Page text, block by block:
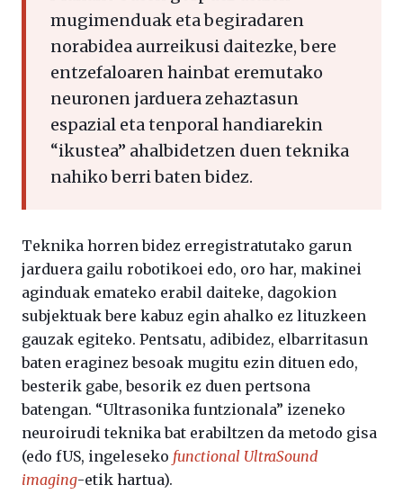
mugimenduak eta begiradaren
norabidea aurreikusi daitezke, bere
entzefaloaren hainbat eremutako
neuronen jarduera zehaztasun
espazial eta tenporal handiarekin
“ikustea” ahalbidetzen duen teknika
nahiko berri baten bidez.
Teknika horren bidez erregistratutako garun
jarduera gailu robotikoei edo, oro har, makinei
aginduak emateko erabil daiteke, dagokion
subjektuak bere kabuz egin ahalko ez lituzkeen
gauzak egiteko. Pentsatu, adibidez, elbarritasun
baten eraginez besoak mugitu ezin dituen edo,
besterik gabe, besorik ez duen pertsona
batengan. “Ultrasonika funtzionala” izeneko
neuroirudi teknika bat erabiltzen da metodo gisa
(edo fUS, ingeleseko functional UltraSound
imaging-etik hartua).